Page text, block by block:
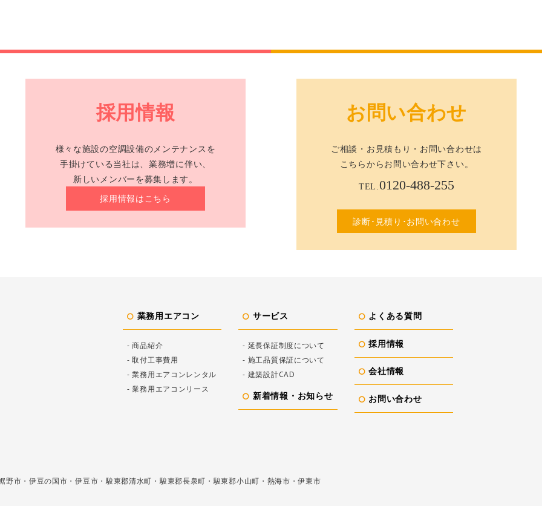
採用情報
様々な施設の空調設備のメンテナンスを
手掛けている当社は、業務増に伴い、
新しいメンバーを募集します。
採用情報はこちら
お問い合わせ
ご相談・お見積もり・お問い合わせは
こちらからお問い合わせ下さい。
TEL. 0120-488-255
診断･見積り･お問い合わせ
市・伊豆の国市・伊豆市・駿東郡清水町・駿東郡長泉町・駿東郡小山町・熱海市・伊東市
業務用エアコン
- 商品紹介
- 取付工事費用
- 業務用エアコンレンタル
- 業務用エアコンリース
サービス
- 延長保証制度について
- 施工品質保証について
- 建築設計CAD
新着情報・お知らせ
よくある質問
採用情報
会社情報
お問い合わせ